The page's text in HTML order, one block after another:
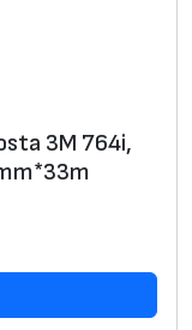
3M 764i,